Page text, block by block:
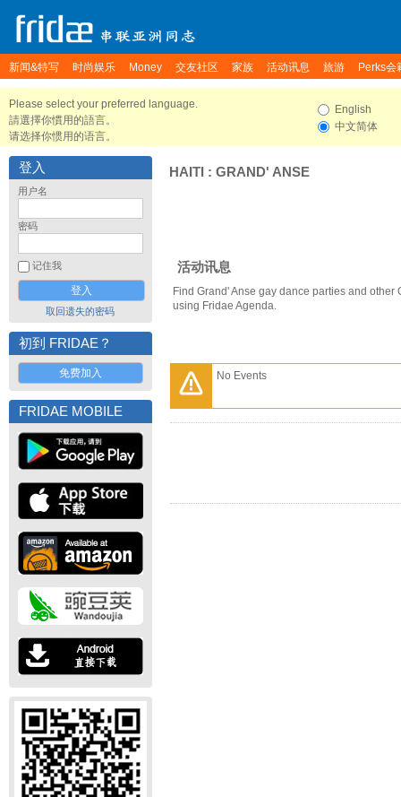
新闻&特写 时尚娱乐 Money 交友社区 家族 活动讯息 旅游 Perks会
Please select your preferred language.
請選擇你慣用的語言。
请选择你惯用的语言。
English
中文简体
登入
用户名
密码
记住我
取回遗失的密码
初到 FRIDAE？
免费加入
FRIDAE MOBILE
HAITI : GRAND' ANSE
活动讯息
Find Grand' Anse gay dance parties and other
using Fridae Agenda.
No Events